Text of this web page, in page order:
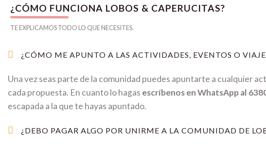
¿CÓMO FUNCIONA LOBOS & CAPERUCITAS?
TE EXPLICAMOS TODO LO QUE NECESITES.
¿CÓMO ME APUNTO A LAS ACTIVIDADES, EVENTOS O
Una vez seas parte de la comunidad puedes apuntarte a cualquier
cada propuesta. En cuanto lo hagas escríbenos en WhatsApp al
escapada a la que te hayas apuntado.
¿DEBO PAGAR ALGO POR UNIRME A LA COMUNIDAD DE